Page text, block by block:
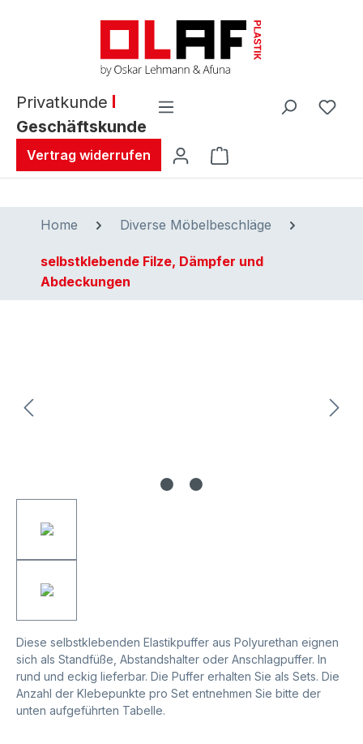
Privatkunde
Geschäftskunde
Vertrag widerrufen Warenkorb enthält
Home Diverse Möbelbeschläge
selbstklebende Filze, Dämpfer und
Abdeckungen
Diese selbstklebenden Elastikpuffer aus Polyurethan eignen
sich als Standfüße, Abstandshalter oder Anschlagpuffer. In
rund und eckig lieferbar. Die Puffer erhalten Sie als Sets. Die
Anzahl der Klebepunkte pro Set entnehmen Sie bitte der
unten aufgeführten Tabelle.